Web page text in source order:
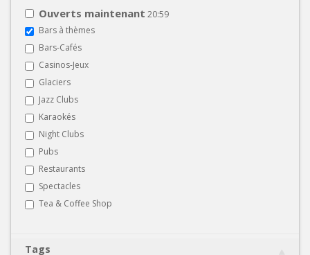
Ouverts maintenant 20:59
Bars à thèmes
Bars-Cafés
Casinos-Jeux
Glaciers
Jazz Clubs
Karaokés
Night Clubs
Pubs
Restaurants
Spectacles
Tea & Coffee Shop
Tags